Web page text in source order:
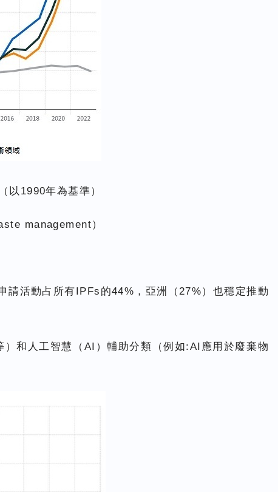
以1990年為基準）
management）
請活動占所有IPFs的44%，亞洲（27%）也穩定推動
和人工智慧（AI）輔助分類（例如:AI應用於廢棄物